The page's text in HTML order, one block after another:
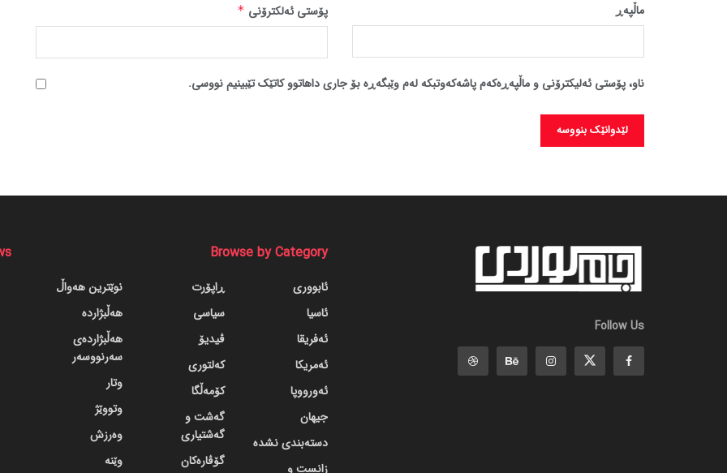
پۆستی ئەلکترۆنی * ماڵپه‌ڕ
ناو، پۆستی ئەلیکترۆنی و ماڵپەڕەکەم پاشەکەوتبکە لەم وێبگەڕە بۆ جاری داهاتوو کاتێک تێبینیم نووسی.
Follow Us
Browse by Category
ئابووری
ئاسیا
ئەفریقا
ئەمریکا
ئەورووپا
جیهان
دسته‌بندی نشده
زانست و
ڕاپۆرت
سیاسی
ڤیدیۆ
کەلتوری
کۆمەڵگا
گه‌شت و
گه‌شتیاری
گۆڤاره‌کان
نوێترین هەواڵ
هەڵبژاردە
هەڵبژاردەی
سەرنووسەر
وتار
وتووێژ
وەرزش
وێنە